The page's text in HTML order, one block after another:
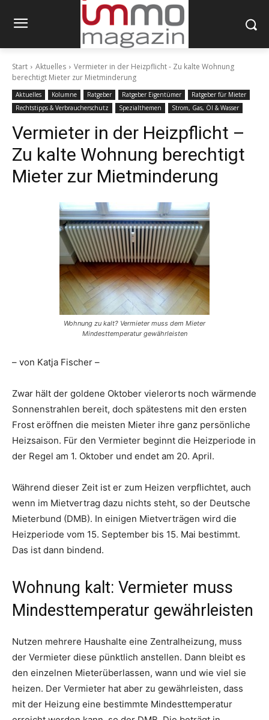
Start Aktuelles
Vermieter in der Heizpflicht - Zu kalte Wohnung
berechtigt Mieter zur Mietminderung
Aktuelles Kolumne Ratgeber Ratgeber Eigentümer
Ratgeber für Mieter
Rechtstipps & Verbraucherschutz
Spezialthemen Strom, Gas, Öl & Wasser
Vermieter in der Heizpflicht –
Zu kalte Wohnung berechtigt
Mieter zur Mietminderung
Wohnung zu kalt? Vermieter muss dem Mieter
Mindesttemperatur gewährleisten
– von Katja Fischer –
Zwar hält der goldene Oktober vielerorts noch wärmende
Sonnenstrahlen bereit, doch spätestens mit den ersten
Frost eröffnen die meisten Mieter ihre ganz persönliche
Heizsaison. Für den Vermieter beginnt die Heizperiode in
der Regel am 1. Oktober und endet am 20. April.
Während dieser Zeit ist er zum Heizen verpflichtet, auch
wenn im Mietvertrag dazu nichts steht, so der Deutsche
Mieterbund (DMB). In einigen Mietverträgen wird die
Heizperiode vom 15. September bis 15. Mai bestimmt.
Das ist dann bindend.
Wohnung kalt: Vermieter muss
Mindesttemperatur gewährleisten
Nutzen mehrere Haushalte eine Zentralheizung, muss
der Vermieter diese pünktlich anstellen. Dann bleibt es
den einzelnen Mieterüberlassen, wann und wie viel sie
heizen. Der Vermieter hat aber zu gewährleisten, dass
mit der Heizung eine bestimmte Mindesttemperatur